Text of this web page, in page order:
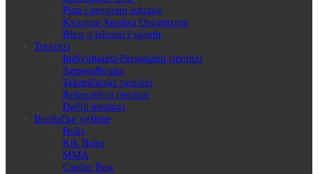
Plan i program ishrane
Kvantna Analiza Organizma
Blog o ishrani i sportu
Treninzi
Individualni-Personalni treninzi
Samoodbrana
Takmičarski treninzi
Rekreativni treninzi
Dečiji treninzi
Borilačke veštine
Boks
Kik Boks
MMA
Cardio Box